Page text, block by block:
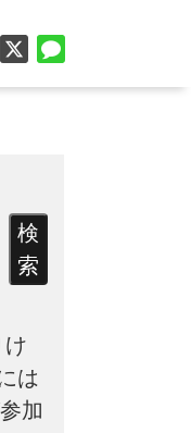
検
索
け
は
加